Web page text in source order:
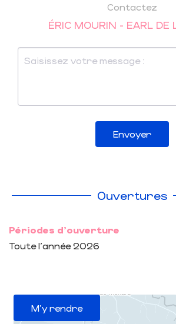
Contactez
ÉRIC MOURIN - EARL DE
Envoyer
Ouvertures
Périodes d'ouverture
Toute l'année 2026
M'y rendre